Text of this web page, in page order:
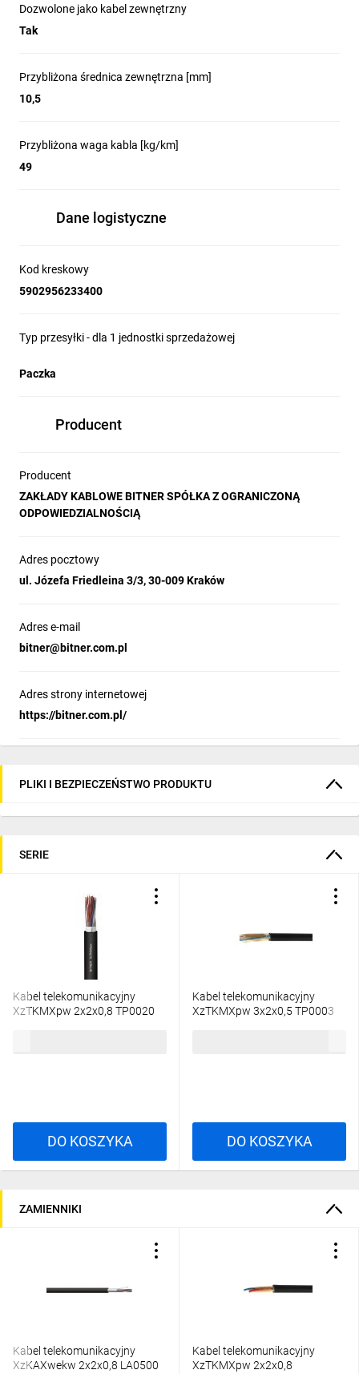
Dozwolone jako kabel zewnętrzny
Tak
Przybliżona średnica zewnętrzna [mm]
10,5
Przybliżona waga kabla [kg/km]
49
Dane logistyczne
Kod kreskowy
5902956233400
Typ przesyłki - dla 1 jednostki sprzedażowej
Paczka
Producent
Producent
ZAKŁADY KABLOWE BITNER SPÓŁKA Z OGRANICZONĄ
ODPOWIEDZIALNOŚCIĄ
Adres pocztowy
ul. Józefa Friedleina 3/3, 30-009 Kraków
Adres e-mail
bitner@bitner.com.pl
Adres strony internetowej
https://bitner.com.pl/
PLIKI I BEZPIECZEŃSTWO PRODUKTU
SERIE
Kabel telekomunikacyjny
XzTKMXpw 2x2x0,8 TP0020
DO KOSZYKA
Kabel telekomunikacyjny
XzTKMXpw 3x2x0,5 TP0003
DO KOSZYKA
ZAMIENNIKI
Kabel telekomunikacyjny
XzKAXwekw 2x2x0,8 LA0500
Kabel telekomunikacyjny
XzTKMXpw 2x2x0,8